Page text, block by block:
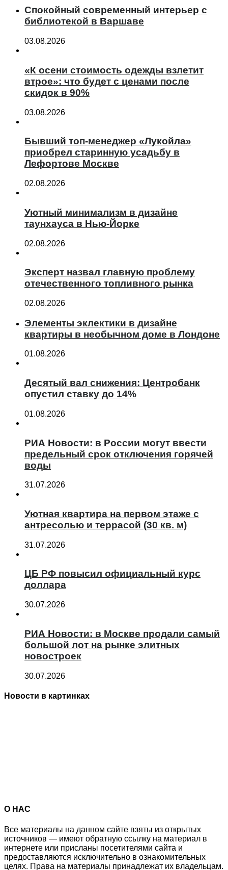
Спокойный современный интерьер с
библиотекой в Варшаве
03.08.2026
«К осени стоимость одежды взлетит
втрое»: что будет с ценами после
скидок в 90%
03.08.2026
Бывший топ-менеджер «Лукойла»
приобрел старинную усадьбу в
Лефортове Москве
02.08.2026
Уютный минимализм в дизайне
таунхауса в Нью-Йорке
02.08.2026
Эксперт назвал главную проблему
отечественного топливного рынка
02.08.2026
Элементы эклектики в дизайне
квартиры в необычном доме в Лондоне
01.08.2026
Десятый вал снижения: Центробанк
опустил ставку до 14%
01.08.2026
РИА Новости: в России могут ввести
предельный срок отключения горячей
воды
31.07.2026
Уютная квартира на первом этаже с
антресолью и террасой (30 кв. м)
31.07.2026
ЦБ РФ повысил официальный курс
доллара
30.07.2026
РИА Новости: в Москве продали самый
большой лот на рынке элитных
новостроек
30.07.2026
Новости в картинках
О НАС
Все материалы на данном сайте взяты из открытых
источников — имеют обратную ссылку на материал в
интернете или присланы посетителями сайта и
предоставляются исключительно в ознакомительных
целях. Права на материалы принадлежат их владельцам.